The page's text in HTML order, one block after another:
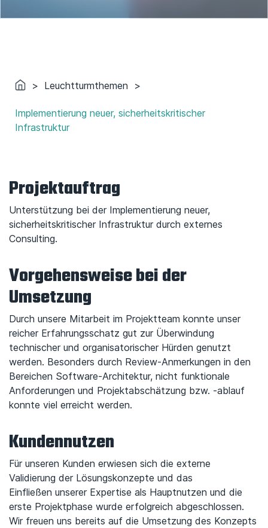
> Leuchtturmthemen >
Implementierung neuer, sicherheitskritischer
Infrastruktur
Projektauftrag
Unterstützung bei der Implementierung neuer,
sicherheitskritischer Infrastruktur durch externes
Consulting.
Vorgehensweise bei der
Umsetzung
Durch unsere Mitarbeit im Projektteam konnte unser
reicher Erfahrungsschatz gut zur Überwindung
technischer und organisatorischer Hürden genutzt
werden. Besonders durch Review-Anmerkungen in den
Bereichen Software-Architektur, nicht funktionale
Anforderungen und Projektabschätzung bzw. -ablauf
konnte viel erreicht werden.
Kundennutzen
Für unseren Kunden erwiesen sich die externe
Validierung der Lösungskonzepte und das
Einfließen unserer Expertise als Hauptnutzen und die
erste Projektphase wurde erfolgreich abgeschlossen.
Wir freuen uns bereits auf die Umsetzung des Konzepts